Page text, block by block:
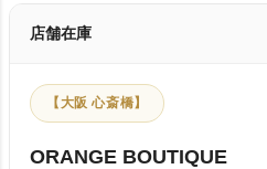
店舗在庫
【大阪 心斎橋】
ORANGE BOUTIQUE